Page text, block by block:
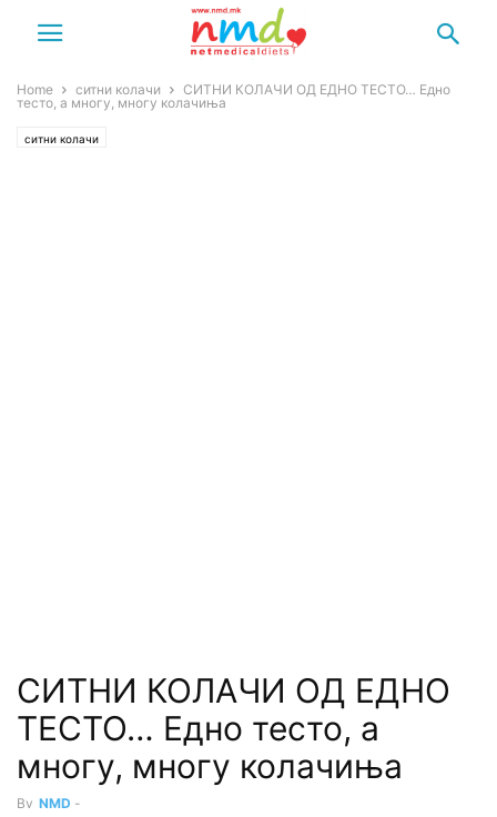
Home ситни колачи
СИТНИ КОЛАЧИ ОД ЕДНО ТЕСТО… Едно
тесто, а многу, многу колачиња
ситни колачи
СИТНИ КОЛАЧИ ОД ЕДНО
ТЕСТО… Едно тесто, а
многу, многу колачиња
By NMD -